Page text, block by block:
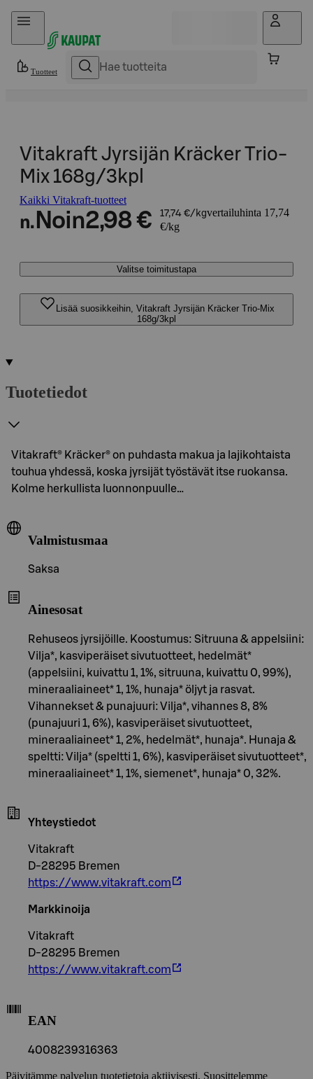
Hyppää sisältöön
Tuotteet
Vitakraft Jyrsijän Kräcker Trio-
Mix 168g/3kpl
Kaikki Vitakraft-tuotteet
n. Noin2,98 € 17,74 €/kgvertailuhinta 17,74
€/kg
Valitse toimitustapa
Lisää suosikkeihin, Vitakraft Jyrsijän Kräcker Trio-Mix
168g/3kpl
Tuotetiedot
Vitakraft® Kräcker® on puhdasta makua ja lajikohtaista
touhua yhdessä, koska jyrsijät työstävät itse ruokansa.
Kolme herkullista luonnonpuulle…
Valmistusmaa
Saksa
Ainesosat
Rehuseos jyrsijöille. Koostumus: Sitruuna & appelsiini:
Vilja*, kasviperäiset sivutuotteet, hedelmät*
(appelsiini, kuivattu 1, 1%, sitruuna, kuivattu 0, 99%),
mineraaliaineet* 1, 1%, hunaja* öljyt ja rasvat.
Vihannekset & punajuuri: Vilja*, vihannes 8, 8%
(punajuuri 1, 6%), kasviperäiset sivutuotteet,
mineraaliaineet* 1, 2%, hedelmät*, hunaja*. Hunaja &
speltti: Vilja* (speltti 1, 6%), kasviperäiset sivutuotteet*,
mineraaliaineet* 1, 1%, siemenet*, hunaja* 0, 32%.
Yhteystiedot
Vitakraft
D-28295 Bremen
https://www.vitakraft.com
Markkinoija
Vitakraft
D-28295 Bremen
https://www.vitakraft.com
EAN
4008239316363
Päivitämme palvelun tuotetietoja aktiivisesti. Suosittelemme